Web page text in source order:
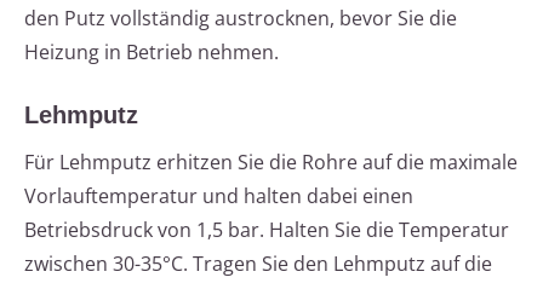
den Putz vollständig austrocknen, bevor Sie die
Heizung in Betrieb nehmen.
Lehmputz
Für Lehmputz erhitzen Sie die Rohre auf die maximale
Vorlauftemperatur und halten dabei einen
Betriebsdruck von 1,5 bar. Halten Sie die Temperatur
zwischen 30-35°C. Tragen Sie den Lehmputz auf die